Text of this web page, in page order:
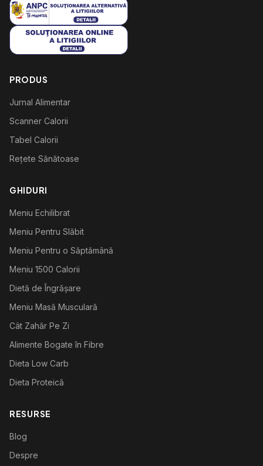
PRODUS
Jurnal Alimentar
Scanner Calorii
Tabel Calorii
Rețete Sănătoase
GHIDURI
Meniu Echilibrat
Meniu Pentru Slăbit
Meniu Pentru o Săptămână
Meniu 1500 Calorii
Dietă de Îngrășare
Meniu Masă Musculară
Cât Zahăr Pe Zi
Alimente Bogate în Fibre
Dieta Low Carb
Dieta Proteică
RESURSE
Blog
Despre